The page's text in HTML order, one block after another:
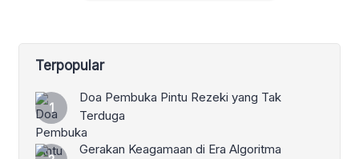
Terpopular
Doa Pembuka Pintu Rezeki yang Tak
Terduga
Gerakan Keagamaan di Era Algoritma